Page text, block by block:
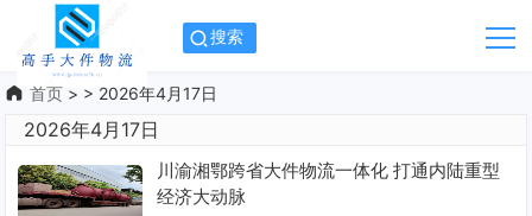
搜索
首页 > > 2026年4月17日
2026年4月17日
川渝湘鄂跨省大件物流一体化 打通内陆重型
经济大动脉